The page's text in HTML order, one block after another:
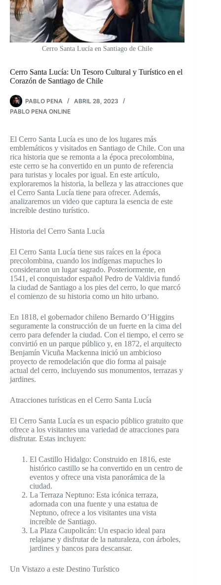
Cerro Santa Lucía en Santiago de Chile
Cerro Santa Lucía: Un Tesoro Cultural y Turístico en el
Corazón de Santiago de Chile
PABLO PENA
ABRIL 28, 2023
PABLO PENA ONLINE
El Cerro Santa Lucía es uno de los lugares más
emblemáticos y visitados en Santiago de Chile. Con una
rica historia que se remonta a la época precolombina,
este cerro se ha convertido en un punto de referencia
para turistas y locales por igual. En este artículo,
exploraremos la historia, la belleza y las atracciones que
el Cerro Santa Lucía tiene para ofrecer. Además,
analizaremos un video que captura la esencia de este
increíble destino turístico.
Historia del Cerro Santa Lucía
El Cerro Santa Lucía tiene sus raíces en la época
precolombina, cuando los indígenas mapuches lo
consideraron un lugar sagrado. Posteriormente, en
1541, el conquistador español Pedro de Valdivia fundó
la ciudad de Santiago a los pies del cerro, lo que marcó
el comienzo de su historia como un hito urbano.
En 1818, el gobernador chileno Bernardo O’Higgins
seguramente la construcción de un fuerte en la cima del
cerro para defender la ciudad. Con el tiempo, el cerro se
convirtió en un parque público y, en 1872, el arquitecto
Benjamín Vicuña Mackenna inició un ambicioso
proyecto de remodelación que dio forma al paisaje
actual del cerro, incluyendo sus monumentos, terrazas y
jardines.
Atracciones turísticas en el Cerro Santa Lucía
El Cerro Santa Lucía es un espacio público gratuito que
ofrece a los visitantes una variedad de atracciones para
disfrutar. Estas incluyen:
El Castillo Hidalgo: Construido en 1816, este
histórico castillo se ha convertido en un centro de
eventos y ofrece una vista panorámica de la
ciudad.
La Terraza Neptuno: Esta icónica terraza,
adornada con una fuente y una estatua de
Neptuno, ofrece a los visitantes una vista
increíble de Santiago.
La Plaza Caupolicán: Un espacio ideal para
relajarse y disfrutar de la naturaleza, con árboles,
jardines y bancos para descansar.
Un Vistazo a este Destino Turístico